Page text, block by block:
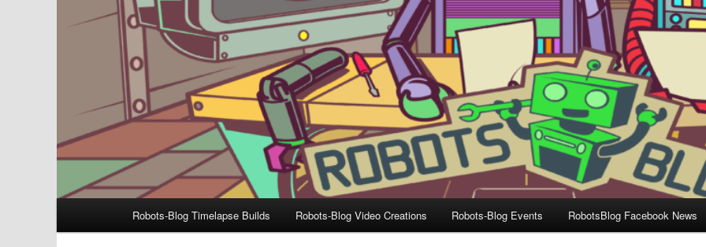
Robots-Blog Timelapse Builds Robots-Blog Video Creations Robots-Blog Events RobotsBlog Facebook News